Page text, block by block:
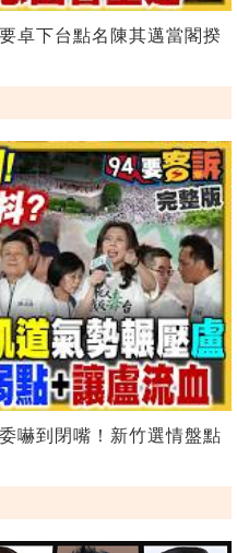
卓下台點名陳其邁當閣揆
嚇到閉嘴！新竹選情盤點